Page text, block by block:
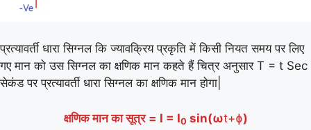
प्रत्यावर्ती धारा सिग्नल कि ज्यावक्रिय प्रकृति में किसी नियत समय पर लिए
गए मान को उस सिग्नल का क्षणिक मान कहते हैं चित्र अनुसार T = t Sec
सेकंड पर प्रत्यावर्ती धारा सिग्नल का क्षणिक मान होगा|
क्षणिक मानका सूत्र = I = I0 sin(ωt+ɸ)